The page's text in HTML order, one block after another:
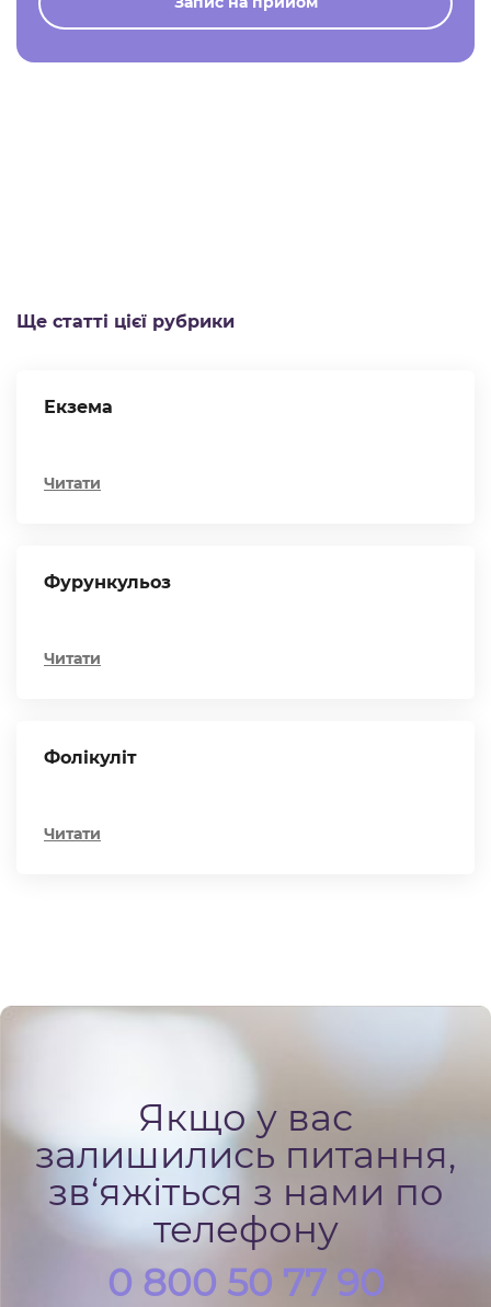
Ще статті цієї рубрики
Екзема
Читати
Фурункульоз
Читати
Фолікуліт
Читати
Якщо у вас
залишились питання,
зв‘яжіться з нами по
телефону
0 800 50 77 90